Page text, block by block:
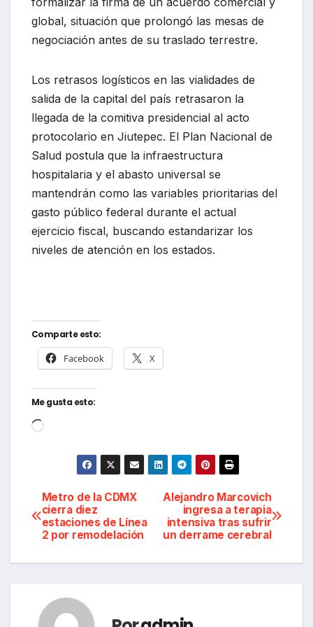
global, situación que prolongó las mesas de
negociación antes de su traslado terrestre.
Los retrasos logísticos en las vialidades de
salida de la capital del país retrasaron la
llegada de la comitiva presidencial al acto
protocolario en Jiutepec. El Plan Nacional de
Salud postula que la infraestructura
hospitalaria y el abasto universal se
mantendrán como las variables prioritarias del
gasto público federal durante el actual
ejercicio fiscal, buscando estandarizar los
niveles de atención en los estados.
Comparte esto:
Facebook X
Me gusta esto:
Cargando...
Navegación
de
entradas
Alejandro Marcovich
ingresa a terapia
intensiva tras sufrir
un derrame cerebral
Metro de la CDMX
cierra diez
estaciones de Línea
2 por remodelación